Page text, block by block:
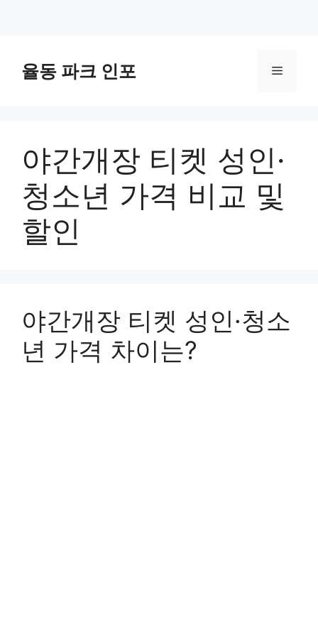
율동 파크 인포 메
야간개장 티켓 성인·
청소년 가격 비교 및
할인
야간개장 티켓 성인·청소
년 가격 차이는?